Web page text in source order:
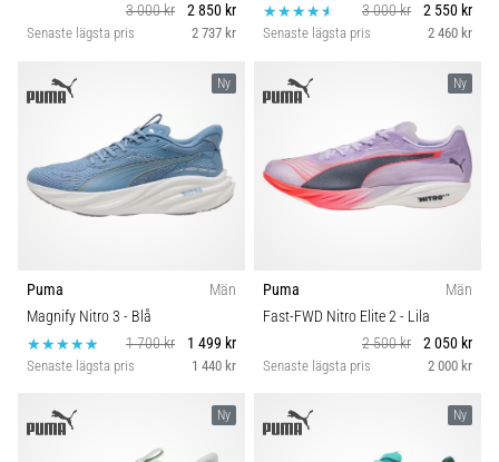
3 000 kr
2 850 kr
Senaste lägsta pris 2 737 kr
3 000 kr
2 550 kr
Senaste lägsta pris 2 460 kr
Ny
Puma
Män
Magnify Nitro 3 - Blå
1 700 kr
1 499 kr
Senaste lägsta pris 1 440 kr
Ny
Puma
Män
Fast-FWD Nitro Elite 2- Lila
2 500 kr
2 050 kr
Senaste lägsta pris 2 000 kr
Ny Ny